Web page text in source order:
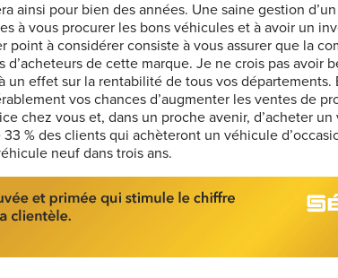
ainsi pour bien des années. Une saine gestion
à vous procurer les bons véhicules et à avoir un
point à considérer consiste à vous assurer que la
d’acheteurs de cette marque. Je ne crois pas avoir
un effet sur la rentabilité de tous vos
vos chances d’augmenter les ventes de
chez vous et, dans un proche avenir, d’acheter
% des clients qui achèteront un véhicule
neuf dans trois ans.